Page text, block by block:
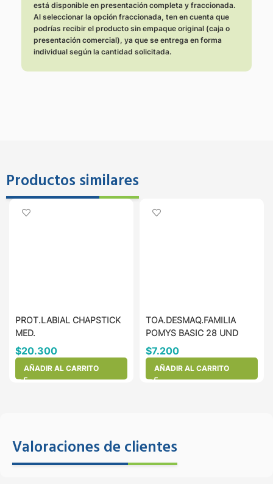
está disponible en presentación completa y fraccionada.
Al seleccionar la opción fraccionada, ten en cuenta que
podrías recibir el producto sin empaque original (caja o
presentación comercial), ya que se entrega en forma
individual según la cantidad solicitada.
Productos similares
PROT.LABIAL CHAPSTICK
MED.
$20.300
AÑADIR AL CARRITO
TOA.DESMAQ.FAMILIA
POMYS BASIC 28 UND
$7.200
AÑADIR AL CARRITO
Valoraciones de clientes